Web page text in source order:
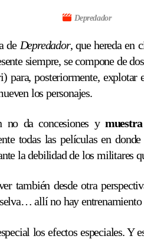
Depredador
de Depredador, que hereda en
siempre, se compone de
para, posteriormente,
los personajes.
no da concesiones y
todas las películas en
la debilidad de los militares
también desde otra
allí no hay entrenamiento
los efectos especiales. Y